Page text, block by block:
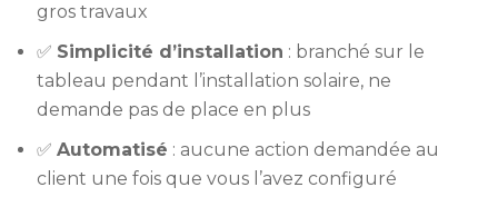
gros travaux
✅ Simplicité d’installation : branché sur le
tableau pendant l’installation solaire, ne
demande pas de place en plus
✅ Automatisé : aucune action demandée au
client une fois que vous l’avez configuré